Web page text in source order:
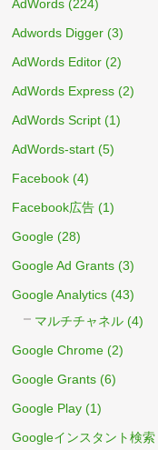
AdWords (224)
Adwords Digger (3)
AdWords Editor (2)
AdWords Express (2)
AdWords Script (1)
AdWords-start (5)
Facebook (4)
Facebook広告 (1)
Google (28)
Google Ad Grants (3)
Google Analytics (43)
マルチチャネル (4)
Google Chrome (2)
Google Grants (6)
Google Play (1)
Googleインスタント検索